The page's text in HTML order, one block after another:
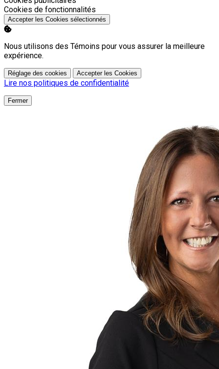
Activer
Cookies de fonctionnalités
Accepter les Cookies sélectionnés
Nous utilisons des Témoins pour vous assurer la meilleure
expérience.
Réglage des cookies Accepter les Cookies
Lire nos politiques de confidentialité
Fermer